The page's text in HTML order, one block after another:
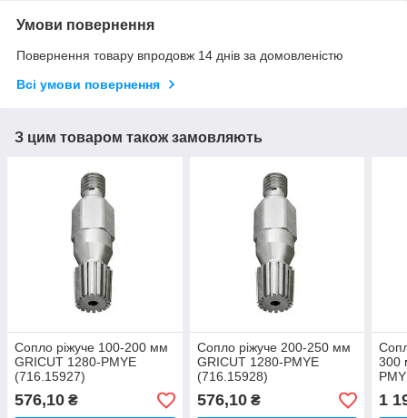
Умови повернення
Повернення товару впродовж 14 днів за домовленістю
Всі умови повернення
З цим товаром також замовляють
Сопло ріжуче 100-200 мм
GRICUT 1280-PMYE
(716.15927)
576,10 ₴
Сопло ріжуче 200-250 мм
GRICUT 1280-PMYE
(716.15928)
576,10₴
300
1